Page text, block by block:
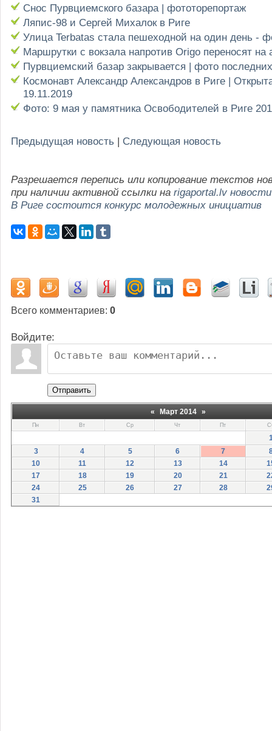
Снос Пурвциемского базара | фототорепортаж
Ляпис-98 и Сергей Михалок в Риге
Улица Terbatas стала пешеходной на один день -
Маршрутки с вокзала напротив Origo переносят на
Пурвциемский базар закрывается | фото
Космонавт Александр Александров в Риге |
19.11.2019
Фото: 9 мая у памятника Освободителей в Риге
Предыдущая новость | Следующая новость
Разрешается перепись или копирование текстов
при наличии активной ссылки на rigaportal.lv новости
В Риге состоится конкурс молодежных инициатив
Всего комментариев: 0
Войдите:
Отправить
« Март 2014 »
Пн Вт Ср Чт Пт
3
4 5 6 7
10
11 12 13 14
17
18 19 20 21
24
25 26 27 28
31